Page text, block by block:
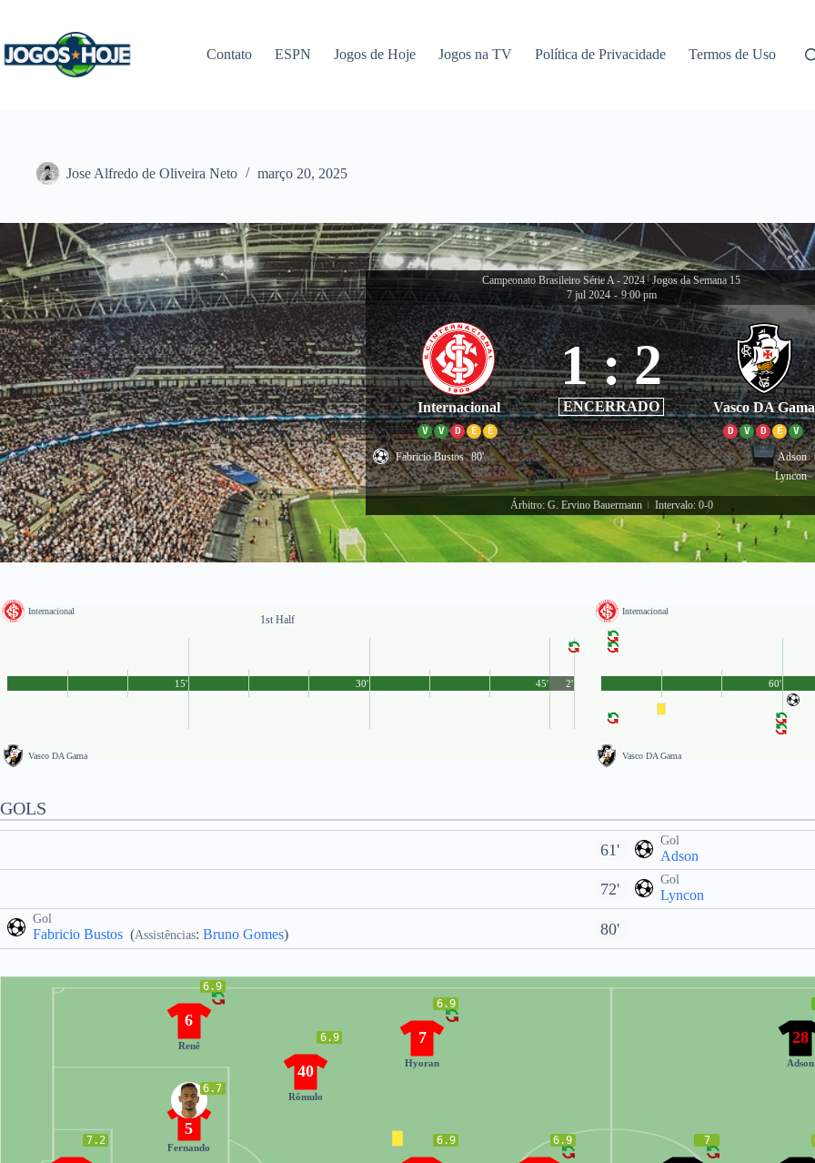
conteúdo
Contato ESPN Jogos de Hoje Jogos na TV Política de Privacidade Termos de Uso
Jose Alfredo de Oliveira Neto março 20, 2025
Campeonato Brasileiro Série A - 2024 Jogos da Semana 15
7 jul 2024 - 9:00 pm
Internacional
V V D E E
1 : 2
ENCERRADO Vasco DA Gama
D V D E V
Fabricio Bustos 80' Adson
Lyncon
Árbitro: G. Ervino Bauermann Intervalo: 0-0
Internacional
1st Half
Vasco DA Gama
45'
15' 30' 2'
Internacional
Vasco DA Gama
60'
GOLS
61'
Gol
Adson
72'
Gol
Lyncon
Gol
Fabricio Bustos (Assistências: Bruno Gomes) 80'
7.2
6.9
6
Renê
6.7
5
Fernando
6.9
40
Rômulo
6.9
7
Hyoran
6.9 6.9
28
Adson
7